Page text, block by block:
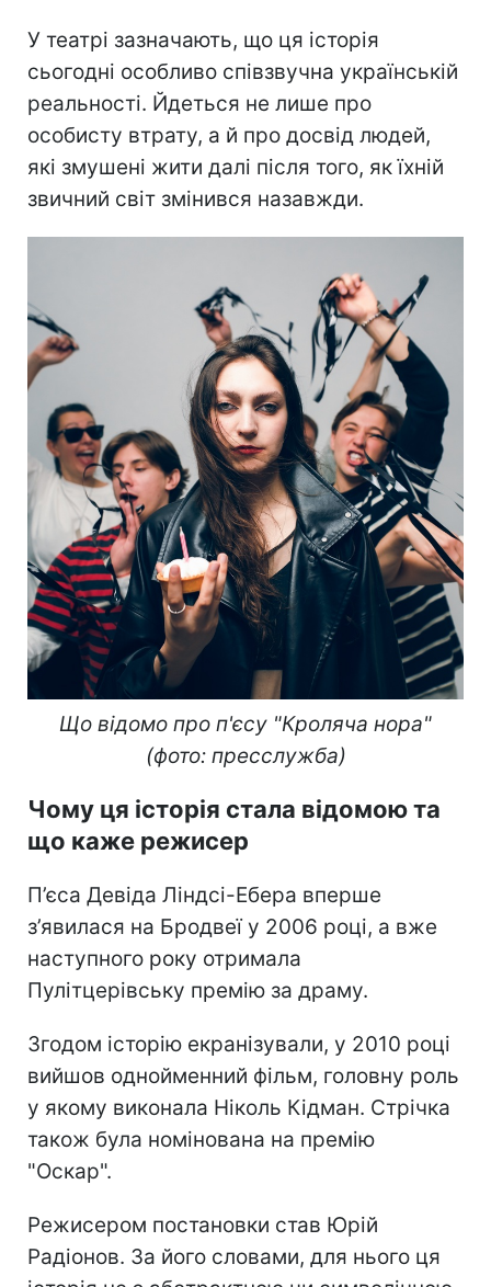
У театрі зазначають, що ця історія
сьогодні особливо співзвучна українській
реальності. Йдеться не лише про
особисту втрату, а й про досвід людей,
які змушені жити далі після того, як їхній
звичний світ змінився назавжди.
Що відомо про п'єсу "Кроляча нора"
(фото: пресслужба)
Чому ця історія стала відомою та
що каже режисер
П’єса Девіда Ліндсі-Ебера вперше
з’явилася на Бродвеї у 2006 році, а вже
наступного року отримала
Пулітцерівську премію за драму.
Згодом історію екранізували, у 2010 році
вийшов однойменний фільм, головну роль
у якому виконала Ніколь Кідман. Стрічка
також була номінована на премію
"Оскар".
Режисером постановки став Юрій
Радіонов. За його словами, для нього ця